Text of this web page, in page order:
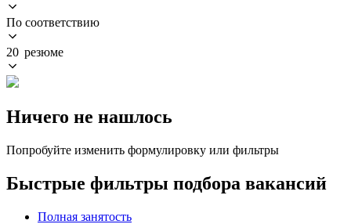
По соответствию
20 резюме
Ничего не нашлось
Попробуйте изменить формулировку или фильтры
Быстрые фильтры подбора вакансий
Полная занятость